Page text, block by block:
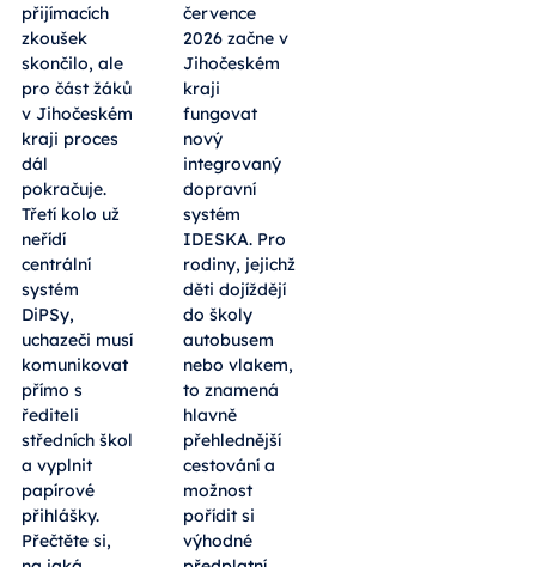
přijímacích
zkoušek
skončilo, ale
pro část žáků
v Jihočeském
kraji proces
dál
pokračuje.
Třetí kolo už
neřídí
centrální
systém
DiPSy,
uchazeči musí
komunikovat
přímo s
řediteli
středních škol
a vyplnit
papírové
přihlášky.
Přečtěte si,
července
2026 začne v
Jihočeském
kraji
fungovat
nový
integrovaný
dopravní
systém
IDESKA. Pro
rodiny, jejichž
děti dojíždějí
do školy
autobusem
nebo vlakem,
to znamená
hlavně
přehlednější
cestování a
možnost
pořídit si
výhodné